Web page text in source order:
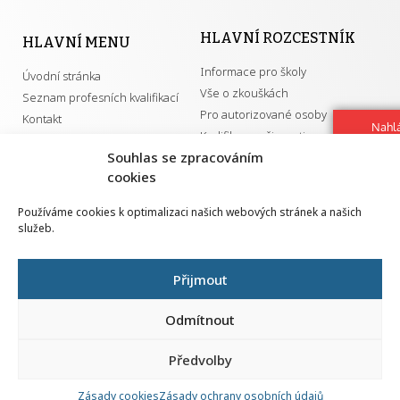
Souhlas se zpracováním
cookies
Používáme cookies k optimalizaci našich webových stránek a našich
služeb.
Přijmout
Odmítnout
Předvolby
Zásady cookiesZásady ochrany osobních údajů
HLAVNÍ MENU
Úvodní stránka
Seznam profesních kvalifikací
Kontakt
HLAVNÍ ROZCESTNÍK
Informace pro školy
Vše o zkouškách
Pro autorizované osoby
Kvalifikace a živnosti
GDPR
Národní pedagogický institut ČR
Senovážné náměstí 25
110 00 Praha 1